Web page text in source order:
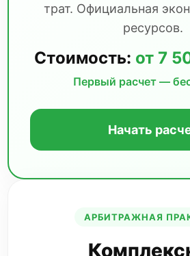
трат. Официальная
ресурсов.
Стоимость: от 7
Первый расчет —
Начать
АРБИТРАЖНАЯ